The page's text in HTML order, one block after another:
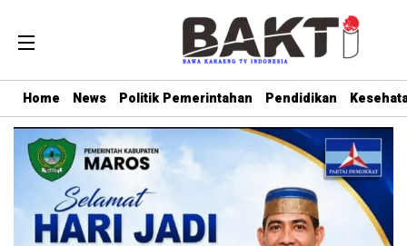
Home News Politik Pemerintahan Pendidikan